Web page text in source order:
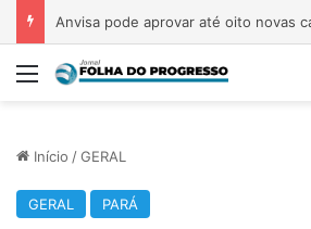
Menu
Início /GERAL
GERAL PARÁ